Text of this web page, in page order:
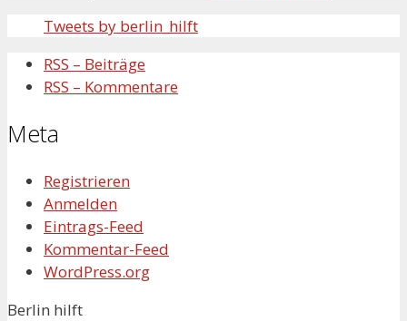
Tweets by berlin_hilft
RSS – Beiträge
RSS – Kommentare
Meta
Registrieren
Anmelden
Eintrags-Feed
Kommentar-Feed
WordPress.org
Berlin hilft